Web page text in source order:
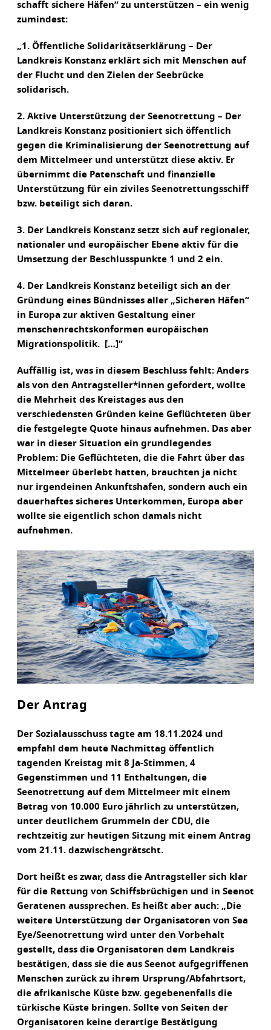
schafft sichere Häfen“ zu unterstützen – ein wenig
zumindest:
„1. Öffentliche Solidaritätserklärung – Der
Landkreis Konstanz erklärt sich mit Menschen auf
der Flucht und den Zielen der Seebrücke
solidarisch.
2. Aktive Unterstützung der Seenotrettung – Der
Landkreis Konstanz positioniert sich öffentlich
gegen die Kriminalisierung der Seenotrettung auf
dem Mittelmeer und unterstützt diese aktiv. Er
übernimmt die Patenschaft und finanzielle
Unterstützung für ein ziviles Seenotrettungsschiff
bzw. beteiligt sich daran.
3. Der Landkreis Konstanz setzt sich auf regionaler,
nationaler und europäischer Ebene aktiv für die
Umsetzung der Beschlusspunkte 1 und 2 ein.
4. Der Landkreis Konstanz beteiligt sich an der
Gründung eines Bündnisses aller „Sicheren Häfen“
in Europa zur aktiven Gestaltung einer
menschenrechtskonformen europäischen
Migrationspolitik. […]“
Auffällig ist, was in diesem Beschluss fehlt: Anders
als von den Antragsteller*innen gefordert, wollte
die Mehrheit des Kreistages aus den
verschiedensten Gründen keine Geflüchteten über
die festgelegte Quote hinaus aufnehmen. Das aber
war in dieser Situation ein grundlegendes
Problem: Die Geflüchteten, die die Fahrt über das
Mittelmeer überlebt hatten, brauchten ja nicht
nur irgendeinen Ankunftshafen, sondern auch ein
dauerhaftes sicheres Unterkommen, Europa aber
wollte sie eigentlich schon damals nicht
aufnehmen.
Der Antrag
Der Sozialausschuss tagte am 18.11.2024 und
empfahl dem heute Nachmittag öffentlich
tagenden Kreistag mit 8 Ja-Stimmen, 4
Gegenstimmen und 11 Enthaltungen, die
Seenotrettung auf dem Mittelmeer mit einem
Betrag von 10.000 Euro jährlich zu unterstützen,
unter deutlichem Grummeln der CDU, die
rechtzeitig zur heutigen Sitzung mit einem Antrag
vom 21.11. dazwischengrätscht.
Dort heißt es zwar, dass die Antragsteller sich klar
für die Rettung von Schiffsbrüchigen und in Seenot
Geratenen aussprechen. Es heißt aber auch: „Die
weitere Unterstützung der Organisatoren von Sea
Eye/Seenotrettung wird unter den Vorbehalt
gestellt, dass die Organisatoren dem Landkreis
bestätigen, dass sie die aus Seenot aufgegriffenen
Menschen zurück zu ihrem Ursprung/Abfahrtsort,
die afrikanische Küste bzw. gegebenenfalls die
türkische Küste bringen. Sollte von Seiten der
Organisatoren keine derartige Bestätigung